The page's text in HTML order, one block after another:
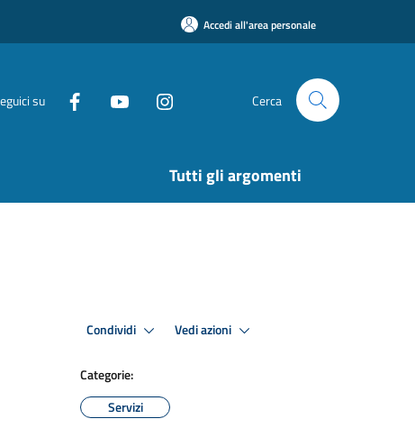
Accedi all'area personale
su Cerca
Tutti gli argomenti
Condividi Vedi azioni
Categorie:
Servizi